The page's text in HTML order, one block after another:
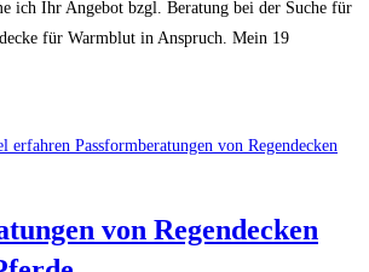
ich Ihr Angebot bzgl. Beratung bei der Suche für
für Warmblut in Anspruch. Mein 19
von Regendecken